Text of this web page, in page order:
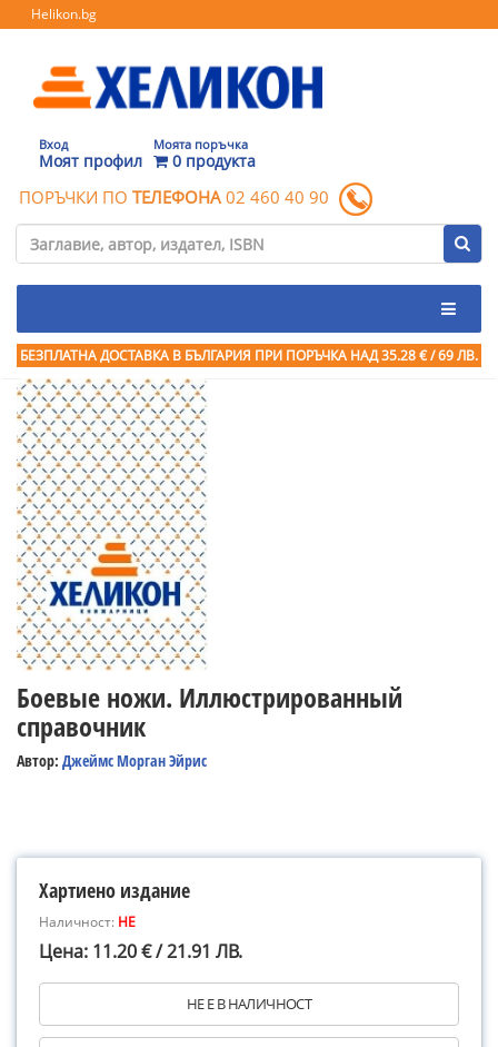
Helikon.bg
Вход
Моят профил
Моята поръчка
0 продукта
ПОРЪЧКИ ПО ТЕЛЕФОНА 02 460 40 90
БЕЗПЛАТНА ДОСТАВКА В БЪЛГАРИЯ ПРИ ПОРЪЧКА НАД 35.28 € / 69 ЛВ.
Боевые ножи. Иллюстрированный
справочник
Автор: Джеймс Морган Эйрис
Хартиено издание
Наличност: НЕ
Цена: 11.20 € / 21.91 ЛВ.
НЕ Е В НАЛИЧНОСТ